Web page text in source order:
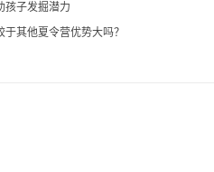
孩子发掘潜力
其他夏令营优势大吗？